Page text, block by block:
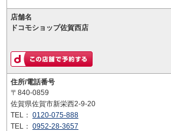
店舗名
ドコモショップ佐賀西店
住所/電話番号
〒840-0859
佐賀県佐賀市新栄西2-9-20
TEL： 0120-075-888
TEL： 0952-28-3657